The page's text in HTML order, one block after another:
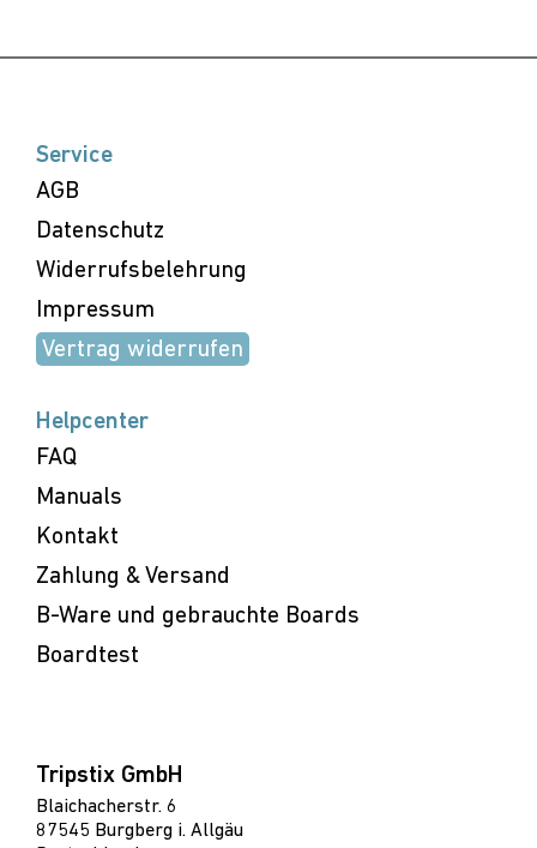
Service
AGB
Datenschutz
Widerrufsbelehrung
Impressum
Vertrag widerrufen
Helpcenter
FAQ
Manuals
Kontakt
Zahlung & Versand
B-Ware und gebrauchte Boards
Boardtest
Tripstix GmbH
Blaichacherstr. 6
87545 Burgberg i. Allgäu